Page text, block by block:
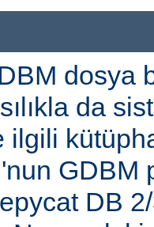
dosya
da
GDBM
DB